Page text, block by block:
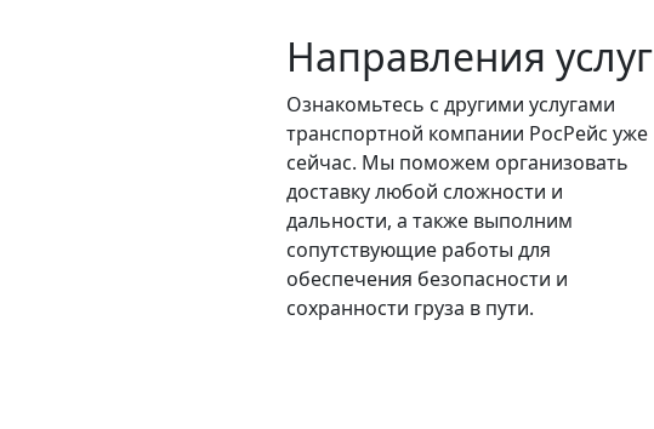
Направления услуг
Ознакомьтесь с другими услугами
транспортной компании РосРейс уже
сейчас. Мы поможем организовать
доставку любой сложности и
дальности, а также выполним
сопутствующие работы для
обеспечения безопасности и
сохранности груза в пути.